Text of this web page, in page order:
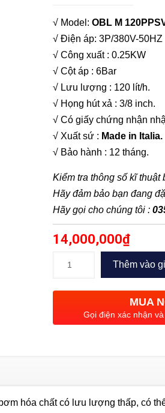
√ Model:OBL M
√ Điện áp: 3P/380V-50HZ
√ Công xuất : 0.25KW
√ Cột áp : 6Bar
√ Lưu lượng : 120 lít/h.
√ Họng hút xả : 3/8 inch.
√ Có giấy chứng nhận
√ Xuất sứ : Made in Italia.
√ Bảo hành : 12 tháng.
Kiểm tra thông số kĩ thuật
Hãy đảm bảo bạn đang
Hãy gọi cho chúng tôi :
14,000,000₫
lường
M
lượng
Thêm vào
MUA
Gọi điện xác nhận
hóa chất có lưu lượng thấp, có